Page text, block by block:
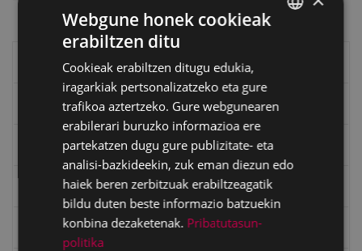
Eibarko liburuak
eta kitto
"Eibar" rebista sarean
Goi Argi aldizkaria
Kultura egitaraua
Webgune honek cookieak
erabiltzen ditu
Cookieak erabiltzen ditugu edukia,
iragarkiak pertsonalizatzeko eta gure
trafikoa aztertzeko. Gure webgunearen
erabilerari buruzko informazioa ere
partekatzen dugu gure publizitate- eta
analisi-bazkideekin, zuk eman diezun edo
haiek beren zerbitzuak erabiltzeagatik
bildu duten beste informazio batzuekin
konbina dezaketenak. Pribatutasun-
politika